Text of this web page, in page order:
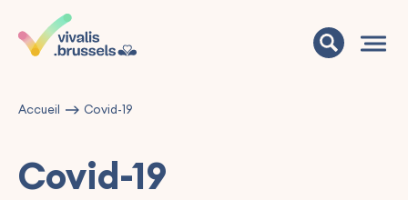
Accueil Covid-19
Covid-19